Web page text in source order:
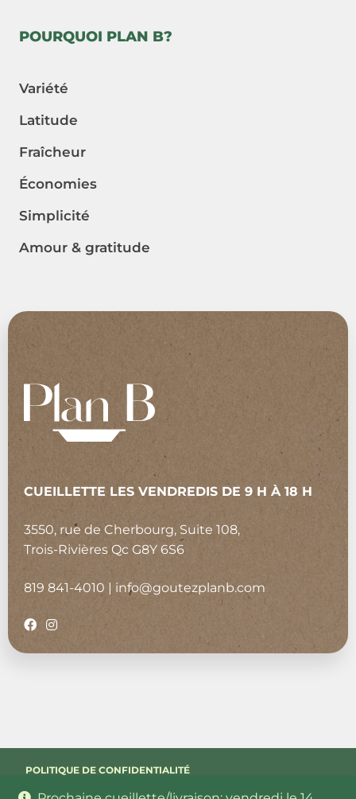
POURQUOI PLAN B?
Variété
Latitude
Fraîcheur
Économies
Simplicité
Amour & gratitude
CUEILLETTE LES VENDREDIS DE 9 H À 18 H
3550, rue de Cherbourg, Suite 108,
Trois-Rivières Qc G8Y 6S6
819 841-4010 | info@goutezplanb.com
POLITIQUE DE CONFIDENTIALITÉ